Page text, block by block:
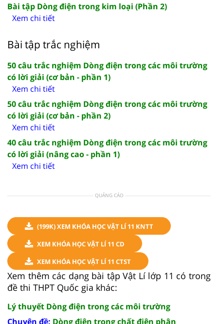
Bài tập Dòng điện trong kim loại (Phần 2)
Xem chi tiết
Bài tập trắc nghiệm
50 câu trắc nghiệm Dòng điện trong các môi trường
có lời giải (cơ bản - phần 1)
Xem chi tiết
50 câu trắc nghiệm Dòng điện trong các môi trường
có lời giải (cơ bản - phần 2)
Xem chi tiết
40 câu trắc nghiệm Dòng điện trong các môi trường
có lời giải (nâng cao - phần 1)
Xem chi tiết
QUẢNG CÁO
(199K) XEM KHÓA HỌC VẬT LÍ 11 KNTT
XEM KHÓA HỌC VẬT LÍ 11 CD
XEM KHÓA HỌC VẬT LÍ 11 CTST
Xem thêm các dạng bài tập Vật Lí lớp 11 có trong
đề thi THPT Quốc gia khác:
Lý thuyết Dòng điện trong các môi trường
Chuyên đề: Dòng điện trong chất điện phân